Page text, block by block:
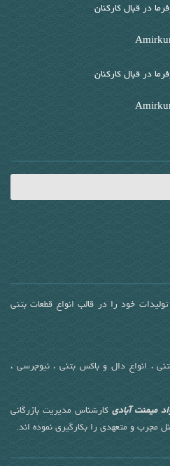
در قبال کارکنان
در قبال کارکنان
شرکت امیر کردستان از سال 1387 تولیدات خود را در قالب انواع قطعات بتنی
، انواع دال و باکس بتنی ، نیوجرسی ،
میمنت آبادیکارشناس مدیریت بازرگانی
مجرب و متعهدی را بکارگیری نموده اند.